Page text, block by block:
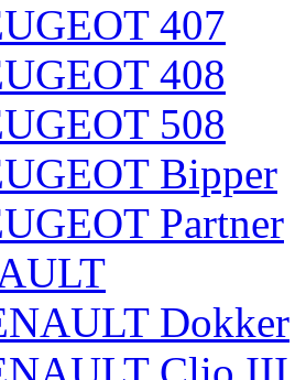
407
408
508
Bipper
Partner
Dokker